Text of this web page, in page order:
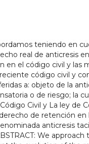
teniendo en
real de anticresis
en el código civil y las
código civil y
a: objeto de la
o de riesgo; la
Civil y La ley de
de retención en
anticresis
We